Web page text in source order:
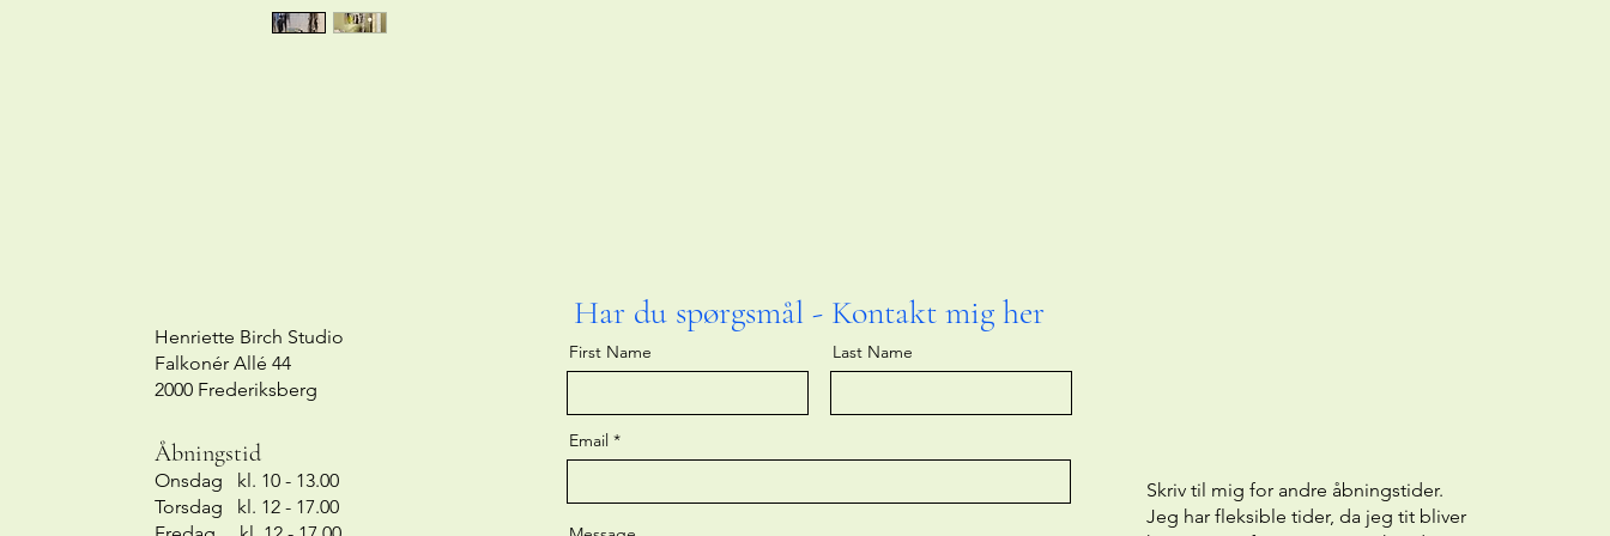
Henriette Birch Studio
Falkonér Allé 44
2000 Frederiksberg
Åbningstid
Onsdag kl. 10 - 13.00
Torsdag kl. 12 - 17.00
First Name Last Name
Email
Har du spørgsmål - Kontakt mig her
Skriv til mig for andre åbningstider.
Jeg har fleksible tider, da jeg tit bliver